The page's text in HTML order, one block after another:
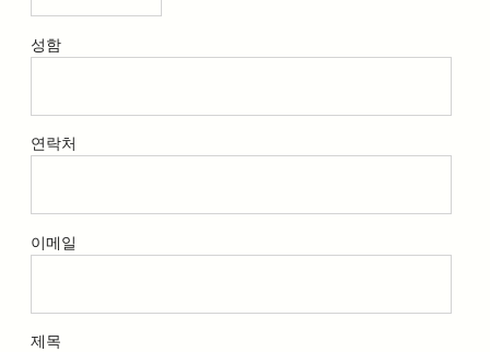
성함
연락처
이메일
제목